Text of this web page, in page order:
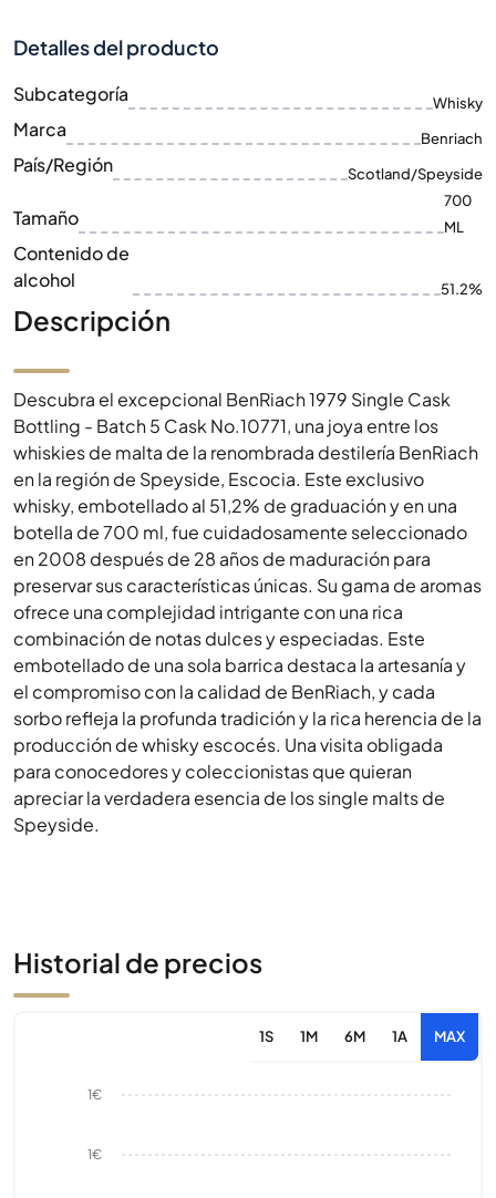
Detalles del producto
Subcategoría Whisky
Marca Benriach
País/Región Scotland/Speyside
Tamaño
700
ML
Contenido de
alcohol
51.2%
Descripción
Descubra el excepcional BenRiach 1979 Single Cask
Bottling - Batch 5 Cask No.10771, una joya entre los
whiskies de malta de la renombrada destilería BenRiach
en la región de Speyside, Escocia. Este exclusivo
whisky, embotellado al 51,2% de graduación y en una
botella de 700 ml, fue cuidadosamente seleccionado
en 2008 después de 28 años de maduración para
preservar sus características únicas. Su gama de aromas
ofrece una complejidad intrigante con una rica
combinación de notas dulces y especiadas. Este
embotellado de una sola barrica destaca la artesanía y
el compromiso con la calidad de BenRiach, y cada
sorbo refleja la profunda tradición y la rica herencia de la
producción de whisky escocés. Una visita obligada
para conocedores y coleccionistas que quieran
apreciar la verdadera esencia de los single malts de
Speyside.
Historial de precios
1S 1M 6M 1A MAX
1€
1€